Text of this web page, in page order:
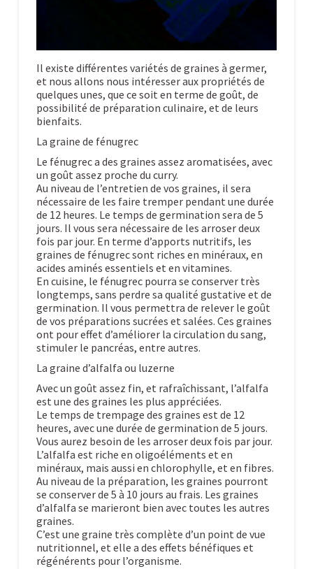
Il existe différentes variétés de graines à germer,
et nous allons nous intéresser aux propriétés de
quelques unes, que ce soit en terme de goût, de
possibilité de préparation culinaire, et de leurs
bienfaits.
La graine de fénugrec
Le fénugrec a des graines assez aromatisées, avec
un goût assez proche du curry.
Au niveau de l’entretien de vos graines, il sera
nécessaire de les faire tremper pendant une durée
de 12 heures. Le temps de germination sera de 5
jours. Il vous sera nécessaire de les arroser deux
fois par jour. En terme d’apports nutritifs, les
graines de fénugrec sont riches en minéraux, en
acides aminés essentiels et en vitamines.
En cuisine, le fénugrec pourra se conserver très
longtemps, sans perdre sa qualité gustative et de
germination. Il vous permettra de relever le goût
de vos préparations sucrées et salées. Ces graines
ont pour effet d’améliorer la circulation du sang,
stimuler le pancréas, entre autres.
La graine d’alfalfa ou luzerne
Avec un goût assez fin, et rafraîchissant, l’alfalfa
est une des graines les plus appréciées.
Le temps de trempage des graines est de 12
heures, avec une durée de germination de 5 jours.
Vous aurez besoin de les arroser deux fois par jour.
L’alfalfa est riche en oligoéléments et en
minéraux, mais aussi en chlorophylle, et en fibres.
Au niveau de la préparation, les graines pourront
se conserver de 5 à 10 jours au frais. Les graines
d’alfalfa se marieront bien avec toutes les autres
graines.
C’est une graine très complète d’un point de vue
nutritionnel, et elle a des effets bénéfiques et
régénérents pour l’organisme.